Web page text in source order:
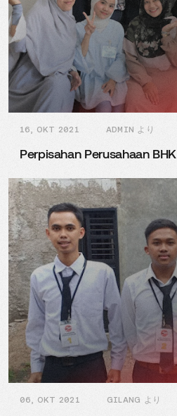
16, OKT 2021 ADMIN より
Perpisahan Perusahaan BHK
06, OKT 2021 GILANG より